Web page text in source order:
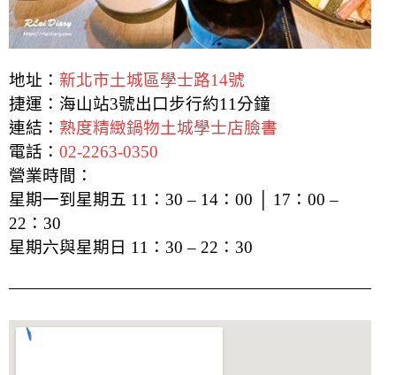
地址： 新北市土城區學士路14號
捷運：海山站3號出口步行約11分鐘
連結： 熟度精緻鍋物土城學士店臉書
電話： 02-2263-0350
營業時間：
星期一到星期五 11：30 – 14：00 │ 17：00 –
22：30
星期六與星期日 11：30 – 22：30